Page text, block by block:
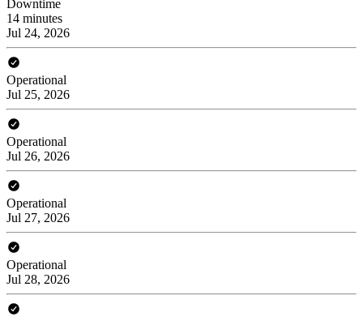
Downtime
14 minutes
Jul 24, 2026
Operational
Jul 25, 2026
Operational
Jul 26, 2026
Operational
Jul 27, 2026
Operational
Jul 28, 2026